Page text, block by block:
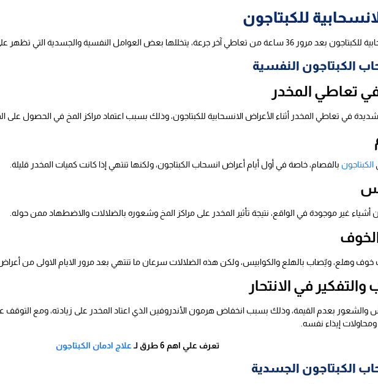
للكبتاجون
بعض العوامل النفسية والجسدية التي تظهر على المدمن نتيجة التوقف عن التعاطي، وتشمل:-
الكبتاجون النفسية
في تعاطي المخدر
في تعاطي المخدر أثناء الأعراض الانسحابية للكبتاجون، وذلك بسبب اعتماد مراكز المخ في الحصول على
الكبتاجون بالفصام، خاصة في أول أيام أعراض انسحاب الكبتاجون، ولكنها تنتهي إذا كانت كميات المخدر قليلة.
أشياء غير موجودة في الواقع، نتيجة تأثير المخدر على مراكز المخ وشعوره بالضلالات والاضطهاد ممن حوله.
خوف وهلع، ويٌصاب بالهلع والكوابيس، ولكن هذه الضلالات سرعان ما تنتهي بعد مرور الايام الاولى من
والتفكير في الانتحار
والشعور بعدم القيمة، وذلك بسبب انخفاض هرمون الأندروفين الذي اعتاد المخدر على زيادته، ومع
إيذاء نفسه.
تعرف علي اهم 6 طرق لـ علاج ادمان الكبتاجون
الكبتاجون الجسدية